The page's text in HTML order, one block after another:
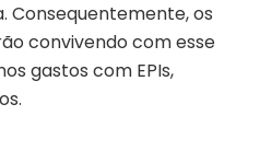
Consequentemente, os
convivendo com esse
gastos com EPIs,